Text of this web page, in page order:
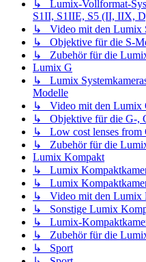
↳ Lumix-Vollformat-
S1II, S1IIE, S5 (II, IIX,
↳ Video mit den Lumix
↳ Objektive für die S-
↳ Zubehör für die
Lumix G
↳ Lumix
Modelle
↳ Video mit den Lumix
↳ Objektive für die G-,
↳ Low cost lenses from
↳ Zubehör für die Lumix
Lumix Kompakt
↳ Lumix
↳ Lumix
↳ Video mit den Lumix
↳ Sonstige Lumix
↳ Lumix-
↳ Zubehör für die
↳ Sport